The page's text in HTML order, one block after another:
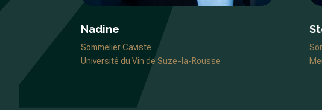
Nadine
Sommelier Caviste
Université du Vin de Suze-la-Rousse